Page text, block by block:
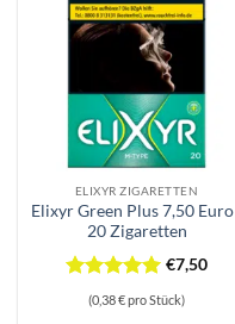
ELIXYR ZIGARETTEN
Elixyr Green Plus 7,50 Euro |
20 Zigaretten
Bewertet
mit5
von
€7,50
(0,38 € pro Stück)